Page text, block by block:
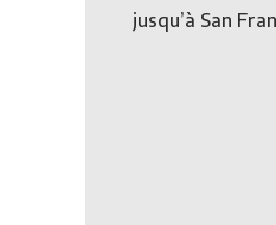
jusqu’à San